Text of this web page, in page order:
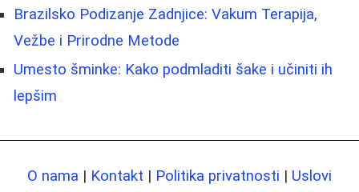
Brazilsko Podizanje Zadnjice: Vakum Terapija,
Vežbe i Prirodne Metode
Umesto šminke: Kako podmladiti šake i učiniti ih
lepšim
O nama | Kontakt | Politika privatnosti | Uslovi